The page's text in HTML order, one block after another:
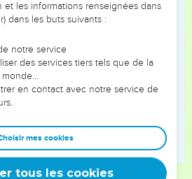
l'Eternel : combien plus quand
plaies mortelles, l'épée, et la
et la mortalité, contre
les hommes et les bêtes ?
réchappés y demeureront de
s'en va faire sortir, et fils et filles ;
satisfaits du mal que j'aurai fait
et de tout ce que j'aurai fait venir sur
les informations renseignées dans
dans les buts suivants :
notre service
des services tiers tels que de la
monde…
en contact avec notre service de
mes cookies
tous les cookies